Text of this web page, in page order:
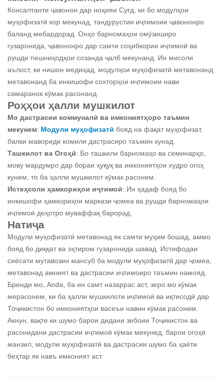
Консалтанти ҷавонон дар ноҳияи Суғд, ки бо модулҳои
муҳофизатӣ кор мекунад, тандурустии иҷтимоии ҷавононро
баланд мебардорад. Онҳо барномаҳои омӯзиширо
гузаронида, ҷавононро дар самти соҳибкории иҷтимоӣ ва
рушди пешниҳодҳои созанда ҷалб мекунанд. Ин мисоли
аълост, ки нишон медиҳад, модулҳои муҳофизатӣ метавонанд
метавонанд ба инкишофи сохторҳои иҷтимоии нави
самаранок кӯмак расонанд.
Роҳҳои ҳалли мушкилот
Мо дастрасии коммуналӣ ва имкониятҳоро таъмин
мекунем: Модули муҳофизатӣ бояд на фақат муҳофизат,
балки мавориди комили дастрасиро таъмин кунад.
Ташкилот ва Огоҳӣ: Бо ташкили барномаҳо ва семинарҳо,
мову мардумро дар бораи ҳуқуқ ва имкониятҳои худро огоҳ
кунем, то ба ҳалли мушкилот кӯмак расонем.
Истеҳсоли ҳамкориҳои иҷтимоӣ: Ин ҳадаф бояд бо
инкишофи ҳамкориҳои маркази ҷомеа ва рушди барномаҳои
иҷтимоӣ деҳотро муваффақ барорад.
Натиҷа
Модули муҳофизатӣ метавонад як самти муҳим бошад, аммо
бояд бо диққат ва эҳтиром гузаронида шавад. Истифодаи
сиёсати мутавозин мансуб ба модули муҳофизатӣ дар ҷомеа,
метавонад амният ва дастрасии иҷтимоиро таъмин намояд.
Бренди мо, Anda, ба ин самт назаррас аст, зеро мо кӯмак
мерасонем, ки ба ҳалли мушкилоти иҷтимоӣ ва иқтисодӣ дар
Тоҷикистон бо имкониятҳои васеъи навин кӯмак расонем.
Акнун, вақте ки шумо барои дидани зебоии Тоҷикистон ва
расонидани дастрасии иҷтимоӣ кӯмак мекунед, барои огоҳӣ
манзил, модули муҳофизатӣ ва дастрасии шумо ба ҳаёти
беҳтар як навъ имконият аст.